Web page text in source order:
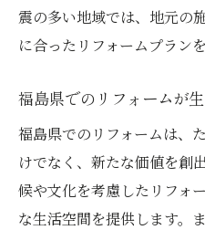
四季を通じて快適
断熱性能を向上さ
省エネを実現する
気候変動に対応
地域の気候に最
震の多い地域では、地元の
に合ったリフォームプラン
福島県でのリフォームが
福島県でのリフォームは、
けでなく、新たな価値を創
候や文化を考慮したリフォ
な生活空間を提供します。